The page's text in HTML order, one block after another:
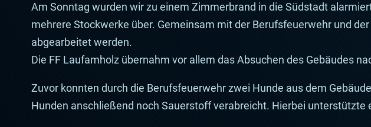
Am Sonntag wurden wir zu einem Zimmerbrand in die Südstadt
mehrere Stockwerke über. Gemeinsam mit der Berufsfeuerwehr und
abgearbeitet werden.
Die FF Laufamholz übernahm vor allem das Absuchen des Gebäudes
Zuvor konnten durch die Berufsfeuerwehr zwei Hunde aus dem
Hunden anschließend noch Sauerstoff verabreicht. Hierbei unterstützte